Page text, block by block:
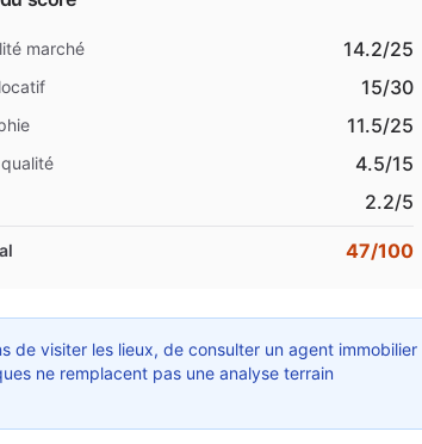
marché 14.2/25
15/30
11.5/25
4.5/15
2.2/5
47/100
de visiter les lieux, de consulter un agent immobilier
ne remplacent pas une analyse terrain